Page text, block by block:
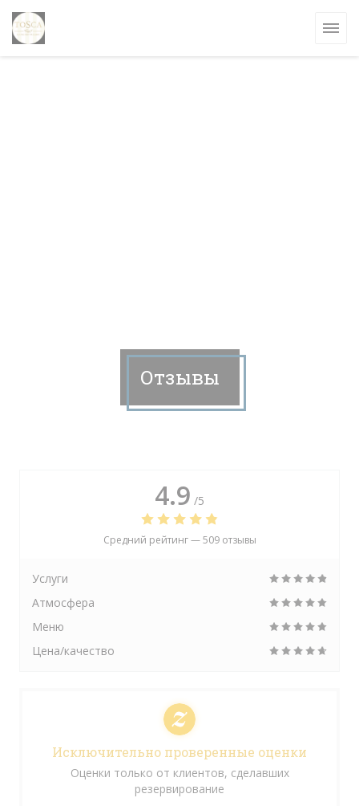
Отзывы
4.9 /5
Средний рейтинг —509 отзывы
Услуги
Атмосфера
Меню
Цена/качество
Исключительно проверенные оценки
Оценки только от клиентов, сделавших
резервирование